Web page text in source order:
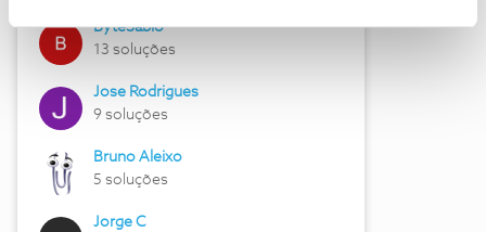
ByteSábio
13 soluções
Jose Rodrigues
9 soluções
Bruno Aleixo
5 soluções
Jorge C